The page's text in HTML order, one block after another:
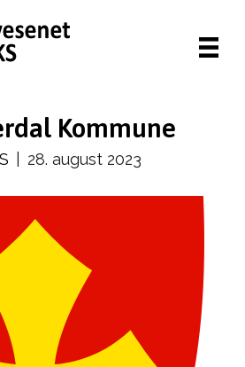
Kommune
28. august 2023